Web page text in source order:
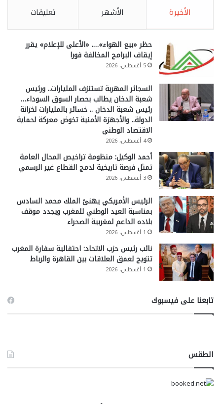
الأخيرة الأشهر تعليقات
حظر «بيع الهواء»…. «الأعلى للإعلام» يقرر
إيقاف البرامج المخالفة فورا
5 أغسطس، 2026
السجائر المهربة تستنزف المليارات.. ورئيس
شعبة الدخان يطالب بحصار السوق السوداء…
رئيس شعبة الدخان .. خسائر بالمليارات لخزانة
الدولة.. والأجهزة الأمنية تخوض معركة لحماية
الاقتصاد الوطني
4 أغسطس، 2026
أحمد الوكيل: منظومة تراخيص المحال العامة
تمثل فرصة تاريخية لدمج القطاع غير الرسمي
3 أغسطس، 2026
الرئيس الأمريكي يهنئ الملك محمد السادس
بمناسبة العيد الوطني للمغرب ويجدد موقف
بلاده الداعم لمغربية الصحراء
1 أغسطس، 2026
نائب رئيس حزب الاتحاد: احتفالية سفارة المغرب
تتويج لعمق العلاقات بين القاهرة والرباط
1 أغسطس، 2026
تابعنا على فيسبوك
الطقس